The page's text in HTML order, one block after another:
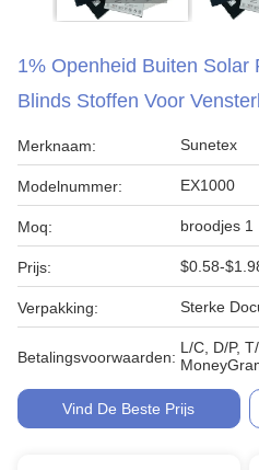
1% Openheid Buiten Solar
Blinds Stoffen Voor
Merknaam: Sunetex
Modelnummer: EX1000
Moq: broodjes 1
Prijs: $0.58-
Verpakking: Sterke
Betalingsvoorwaarden:
L/C, D/P,
Vind De Beste Prijs